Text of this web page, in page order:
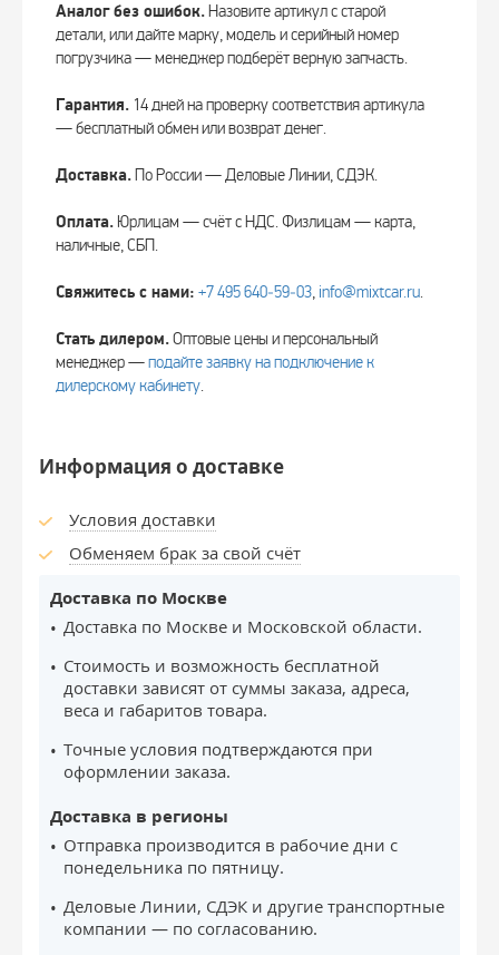
Аналог без ошибок.Назовите артикул с старой
детали, или дайте марку, модель и серийный номер
погрузчика — менеджер подберёт верную запчасть.
Гарантия. 14 дней на проверку соответствия артикула
— бесплатный обмен или возврат денег.
Доставка.По России — Деловые Линии, СДЭК.
Оплата. Юрлицам — счёт с НДС. Физлицам — карта,
наличные, СБП.
Свяжитесь с нами: +7 495 640‑59‑03, info@mixtcar.ru.
Стать дилером.Оптовые цены и персональный
менеджер —подайте заявку на подключение к
дилерскому кабинету.
Информация о доставке
Условия доставки
Обменяем брак за свой счёт
Доставка по Москве
Доставка по Москве и Московской области.
Стоимость и возможность бесплатной
доставки зависят от суммы заказа, адреса,
веса и габаритов товара.
Точные условия подтверждаются при
оформлении заказа.
Доставка в регионы
Отправка производится в рабочие дни с
понедельника по пятницу.
Деловые Линии, СДЭК и другие транспортные
компании — по согласованию.